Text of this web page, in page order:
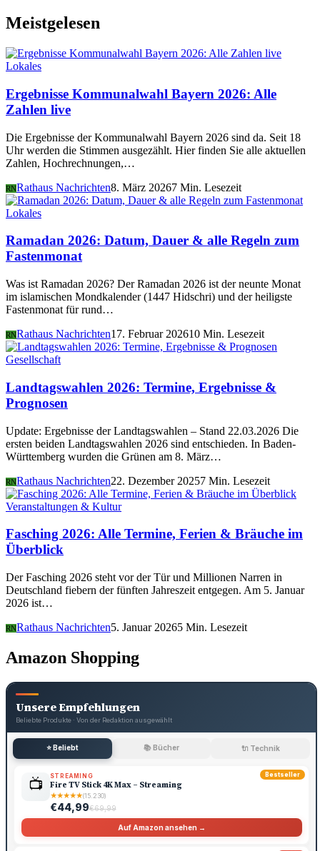
Meistgelesen
Lokales
Ergebnisse Kommunalwahl Bayern 2026: Alle
Zahlen live
Die Ergebnisse der Kommunalwahl Bayern 2026 sind da. Seit 18
Uhr werden die Stimmen ausgezählt. Hier finden Sie alle aktuellen
Zahlen, Hochrechnungen,…
RNRathaus Nachrichten8. März 20267 Min. Lesezeit
Lokales
Ramadan 2026: Datum, Dauer & alle Regeln zum
Fastenmonat
Was ist Ramadan 2026? Der Ramadan 2026 ist der neunte Monat
im islamischen Mondkalender (1447 Hidschri) und der heiligste
Fastenmonat für rund…
RNRathaus Nachrichten17. Februar 202610 Min. Lesezeit
Gesellschaft
Landtagswahlen 2026: Termine, Ergebnisse &
Prognosen
Update: Ergebnisse der Landtagswahlen – Stand 22.03.2026 Die
ersten beiden Landtagswahlen 2026 sind entschieden. In Baden-
Württemberg wurden die Grünen am 8. März…
RNRathaus Nachrichten22. Dezember 20257 Min. Lesezeit
Veranstaltungen & Kultur
Fasching 2026: Alle Termine, Ferien & Bräuche im
Überblick
Der Fasching 2026 steht vor der Tür und Millionen Narren in
Deutschland fiebern der fünften Jahreszeit entgegen. Am 5. Januar
2026 ist…
RNRathaus Nachrichten5. Januar 20265 Min. Lesezeit
Amazon Shopping
Unsere Empfehlungen
Beliebte Produkte · Von der Redaktion ausgewählt
⭐ Beliebt 📚 Bücher 🔌 Technik
Bestseller
📺 STREAMING
Fire TV Stick 4K Max – Streaming
★★★★★(15.230)
€44,99€69,99
Auf Amazon ansehen →